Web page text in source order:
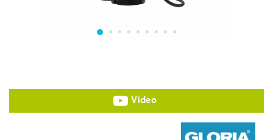
Video